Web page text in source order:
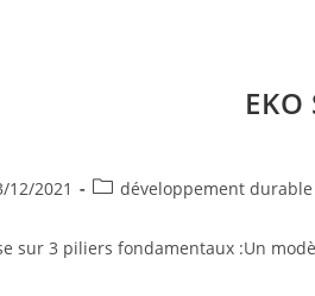
EKO
12/2021
Postdéveloppement durable
sur 3 piliers fondamentaux :Un